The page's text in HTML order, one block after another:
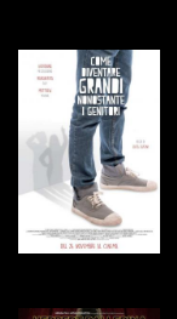
GUARDA IL TRAILER
VAI ALLA SCHEDA